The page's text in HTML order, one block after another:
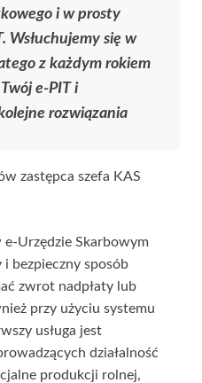
i w prosty
Wsłuchujemy się w
z każdym rokiem
e-PIT i
rozwiązania
zastępca szefa KAS
e-Urzędzie Skarbowym
bezpieczny sposób
zwrot nadpłaty lub
przy użyciu systemu
usługa jest
działalność
produkcji rolnej,